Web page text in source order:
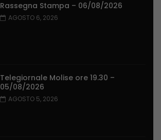
Rassegna Stampa – 06/08/2026
AGOSTO 6, 2026
Telegiornale Molise ore 19.30 –
05/08/2026
AGOSTO 5, 2026